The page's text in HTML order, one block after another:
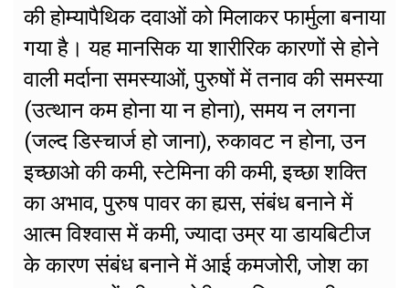
की होम्यापैथिक दवाओं को मिलाकर फार्मुला बनाया
गया है। यह मानसिक या शारीरिक कारणों से होने
वाली मर्दाना समस्याओं, पुरुषों में तनाव की समस्या
(उत्थान कम होना या न होना), समय न लगना
(जल्द डिस्चार्ज हो जाना), रुकावट न होना, उन
इच्छाओ की कमी, स्टेमिना की कमी, इच्छा शक्ति
का अभाव, पुरुष पावर का ह्यस, संबंध बनाने में
आत्म विश्वास में कमी, ज्यादा उम्र या डायबिटीज
के कारण संबंध बनाने में आई कमजोरी, जोश का